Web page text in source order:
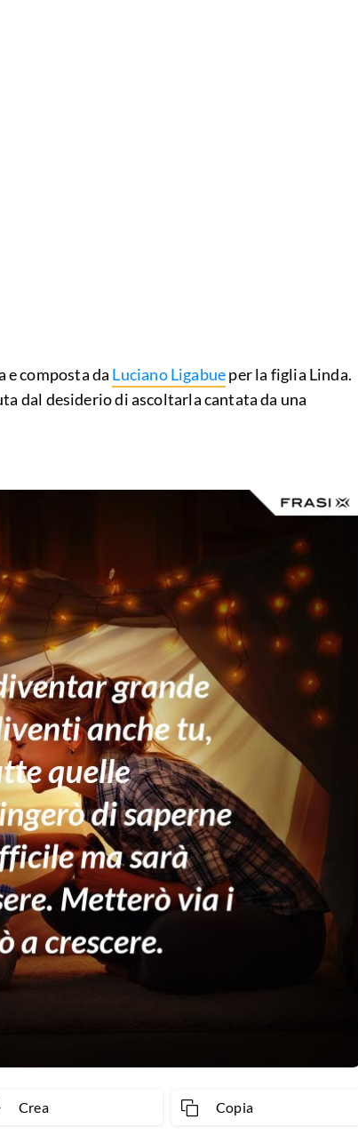
e composta da Luciano Ligabueper la figlia Linda.
dal desiderio di ascoltarla cantata da una
Crea Copia